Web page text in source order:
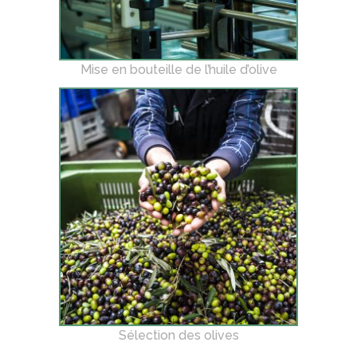
Mise en bouteille de l’huile d’olive
Sélection des olives